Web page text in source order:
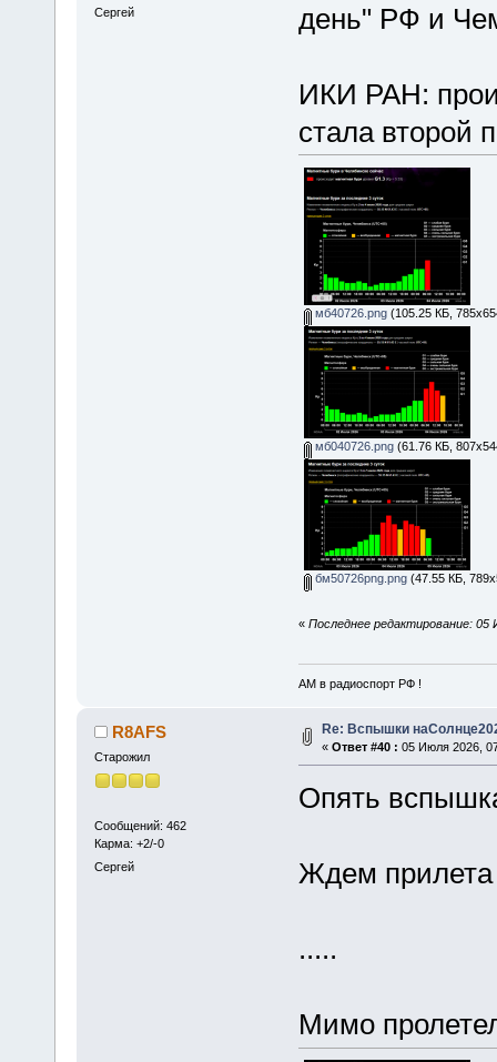
Сергей
день" РФ и
ИКИ РАН:
стала второй
мб40726.png(105.25 КБ,
мб040726.png(61.76 КБ,
бм50726png.png(47.55 КБ,
« Последнее редактирование: 05
АМ в радиоспорт РФ !
R8AFS
Старожил
Сообщений: 462
Карма: +2/-0
Сергей
Re: Вспышки
« Ответ #40 : 05 Июля 2026,
Опять
Ждем прилета
.....
Мимо